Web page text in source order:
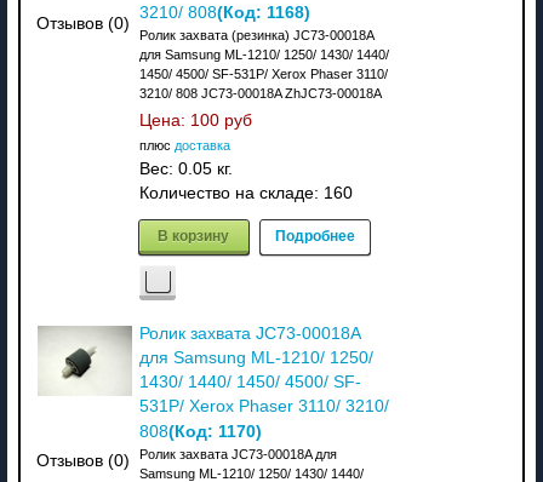
Отзывов (0)
3210/ 808(Код: 1168)
Ролик захвата (резинка) JC73-00018A
для Samsung ML-1210/ 1250/ 1430/ 1440/
1450/ 4500/ SF-531P/ Xerox Phaser 3110/
3210/ 808 JC73-00018A ZhJC73-00018A
Цена: 100 руб
плюс доставка
Вес: 0.05 кг.
Количество на складе: 160
В корзину Подробнее
Отзывов (0)
Ролик захвата JC73-00018A
для Samsung ML-1210/ 1250/
1430/ 1440/ 1450/ 4500/ SF-
531P/ Xerox Phaser 3110/ 3210/
808(Код: 1170)
Ролик захвата JC73-00018A для
Samsung ML-1210/ 1250/ 1430/ 1440/